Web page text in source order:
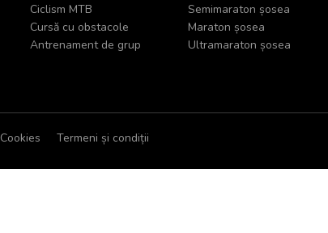
Ciclism MTB
Cursă cu obstacole
Antrenament de grup
Semimaraton șosea
Maraton șosea
Ultramaraton șosea
Cookies Termeni și condiții